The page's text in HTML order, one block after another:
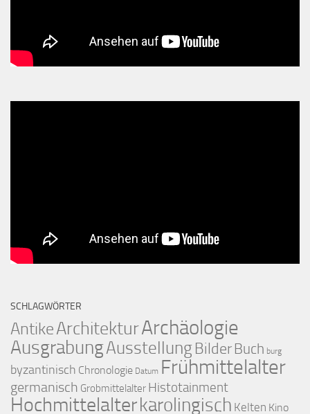
SCHLAGWÖRTER
AntikeArchitekturArchäologie
AusgrabungAusstellungBilder Buch burg
byzantinisch Chronologie Datum Frühmittelalter
germanisch Grobmittelalter Histotainment
Hochmittelalterkarolingisch Kelten Kino